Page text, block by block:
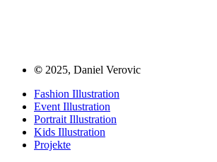
© 2025, Daniel Verovic
Fashion Illustration
Event Illustration
Portrait Illustration
Kids Illustration
Projekte